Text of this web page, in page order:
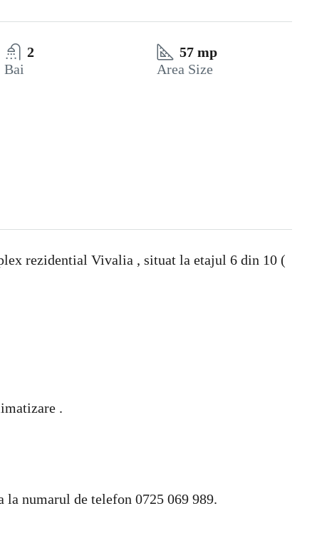
2
Bai
57 mp
Area Size
rezidential Vivalia , situat la etajul 6 din 10 (
.
numarul de telefon 0725 069 989.